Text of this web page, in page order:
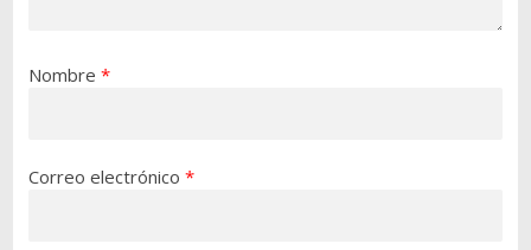
Nombre *
Correo electrónico *